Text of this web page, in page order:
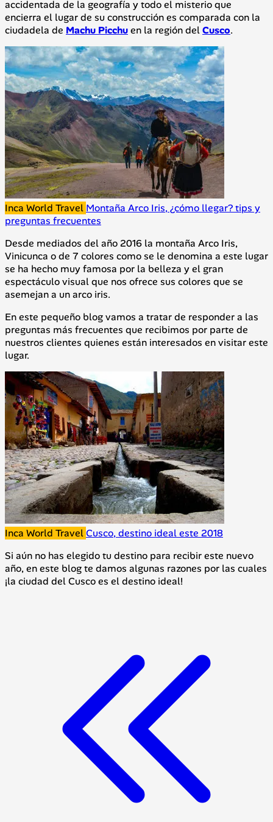
accidentada de la geografía y todo el misterio que
encierra el lugar de su construcción es comparada con la
ciudadela de Machu Picchuen la región delCusco.
Inca World Travel Montaña Arco Iris, ¿cómo llegar? tips y
preguntas frecuentes
Desde mediados del año 2016 la montaña Arco Iris,
Vinicunca o de 7 colores como se le denomina a este lugar
se ha hecho muy famosa por la belleza y el gran
espectáculo visual que nos ofrece sus colores que se
asemejan a un arco iris.
En este pequeño blog vamos a tratar de responder a las
preguntas más frecuentes que recibimos por parte de
nuestros clientes quienes están interesados en visitar este
lugar.
Inca World TravelCusco, destino ideal este 2018
Si aún no has elegido tu destino para recibir este nuevo
año, en este blog te damos algunas razones por las cuales
¡la ciudad del Cusco es el destino ideal!